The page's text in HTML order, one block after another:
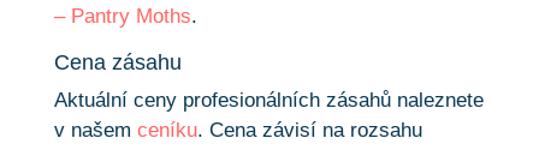
– Pantry Moths.
Cena zásahu
Aktuální ceny profesionálních zásahů naleznete
v našem ceníku. Cena závisí na rozsahu